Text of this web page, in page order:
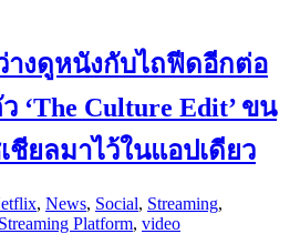
างดูหนังกับไถฟีดอีกต่อ
‘The Culture Edit’ ขน
ชียลมาไว้ในแอปเดียว
, News, Social, Streaming,
Streaming Platform, video